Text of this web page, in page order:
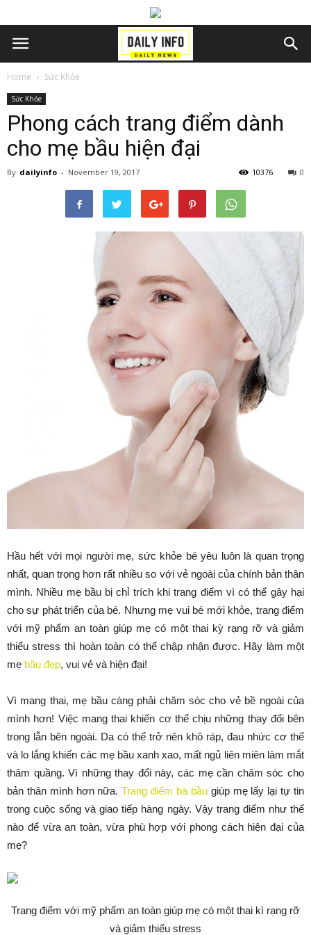
Home Sức Khỏe
Sức Khỏe
Phong cách trang điểm dành
cho mẹ bầu hiện đại
By dailyinfo - November 19, 2017 0
10376
Hầu hết với mọi người mẹ, sức khỏe bé yêu luôn là quan trọng
nhất, quan trọng hơn rất nhiều so với vẻ ngoài của chính bản thân
mình. Nhiều mẹ bầu bị chỉ trích khi trang điểm vì có thể gây hại
cho sự phát triển của bé. Nhưng mẹ vui bé mới khỏe, trang điểm
với mỹ phẩm an toàn giúp mẹ có một thai kỳ rạng rỡ và giảm
thiểu stress thì hoàn toàn có thể chập nhận được. Hãy làm một
mẹ bầu đẹp, vui vẻ và hiện đại!
Vì mang thai, mẹ bầu càng phải chăm sóc cho vẻ bề ngoài của
mình hơn! Việc mang thai khiến cơ thể chịu những thay đổi bên
trong lẫn bên ngoài. Da có thể trở nên khô ráp, đau nhức cơ thể
và lo lắng khiến các mẹ bầu xanh xao, mất ngủ liên miên làm mắt
thâm quầng. Vì những thay đổi này, các mẹ cần chăm sóc cho
bản thân mình hơn nữa.Trang điểm bà bầugiúp mẹ lấy lại tự tin
trong cuộc sống và giao tiếp hàng ngày. Vậy trang điểm như thế
nào để vừa an toàn, vừa phù hợp với phong cách hiện đại của
mẹ?
Trang điểm với mỹ phẩm an toàn giúp mẹ có một thai kì rạng rỡ
và giảm thiểu stress